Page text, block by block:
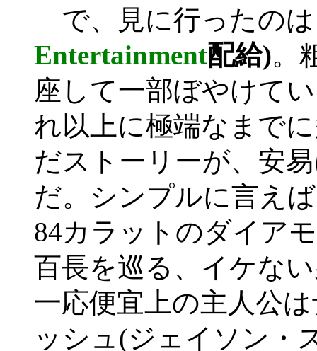
で、見に行ったのは
Entertainment配給)。
座して一部ぼやけて
れ以上に極端なまで
だストーリーが、安
だ。シンプルに言え
84カラットのダイア
百長を巡る、イケな
一応便宜上の主人公
ッシュ(ジェイソン・